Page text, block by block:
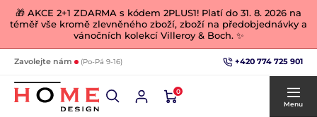
🎁 AKCE 2+1 ZDARMA s kódem 2PLUS1! Platí do 31. 8. 2026 na
téměř vše kromě zlevněného zboží, zboží na předobjednávky a
vánočních kolekcí Villeroy & Boch. ✨
Zavolejte nám (Po-Pá 9-16) +420 774 725 901
0
Menu